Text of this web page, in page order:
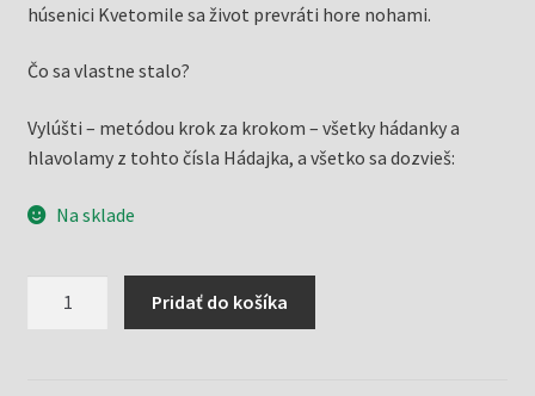
húsenici Kvetomile sa život prevráti hore nohami.
Čo sa vlastne stalo?
Vylúšti – metódou krok za krokom – všetky hádanky a
hlavolamy z tohto čísla Hádajka, a všetko sa dozvieš:
Na sklade
Pridať do košíka